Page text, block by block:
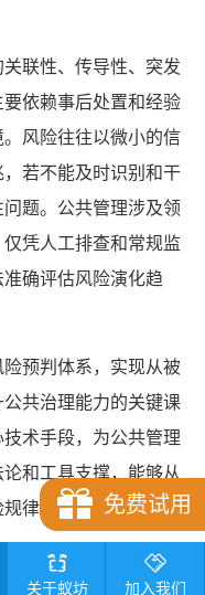
联性、传导性、突发
依赖事后处置和经验
风险往往以微小的信
若不能及时识别和干
题。公共管理涉及领
凭人工排查和常规监
确评估风险演化趋
预判体系，实现从被
共治理能力的关键课
术手段，为公共管理
和工具支撑，能够从
律、评估风险等级，
免费试用
关于蚁坊 加入我们